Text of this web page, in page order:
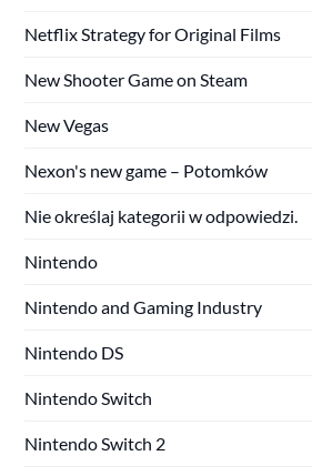
Netflix Strategy for Original Films
New Shooter Game on Steam
New Vegas
Nexon's new game – Potomków
Nie określaj kategorii w odpowiedzi.
Nintendo
Nintendo and Gaming Industry
Nintendo DS
Nintendo Switch
Nintendo Switch 2